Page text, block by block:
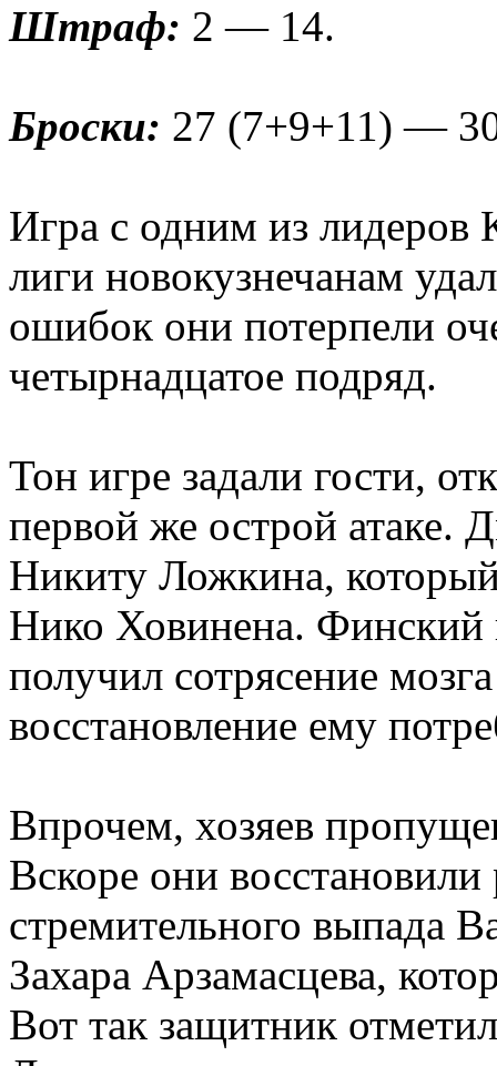
Штраф: 2 — 14.
Броски: 27 (7+9+11) —
Игра с одним из лидеров
лиги новокузнечанам
ошибок они потерпели
четырнадцатое подряд.
Тон игре задали гости,
первой же острой атаке.
Никиту Ложкина, который
Нико Ховинена. Финский
получил сотрясение
восстановление ему
Впрочем, хозяев
Вскоре они восстановили
стремительного выпада
Захара Арзамасцева,
Вот так защитник